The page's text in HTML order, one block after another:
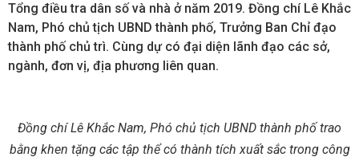
Tổng điều tra dân số và nhà ở năm 2019. Đồng chí Lê Khắc
Nam, Phó chủ tịch UBND thành phố, Trưởng Ban Chỉ đạo
thành phố chủ trì. Cùng dự có đại diện lãnh đạo các sở,
ngành, đơn vị, địa phương liên quan.
Đồng chí Lê Khắc Nam, Phó chủ tịch UBND thành phố trao
bằng khen tặng các tập thể có thành tích xuất sắc trong công